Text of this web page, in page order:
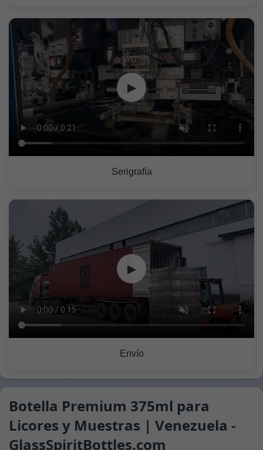
▶
Serigrafía
▶
Envío
Botella Premium 375ml para
Licores y Muestras | Venezuela -
GlassSpiritBottles.com